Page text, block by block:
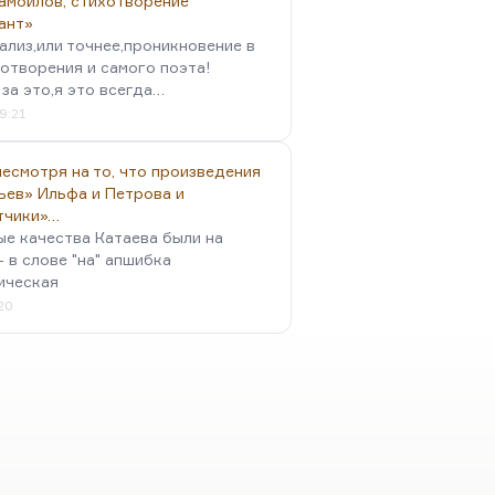
точнее,проникновение в
и самого поэта!
это,я это всегда…
на то, что произведения
Ильфа и Петрова и
качества Катаева были на
в слове "на" апшибка